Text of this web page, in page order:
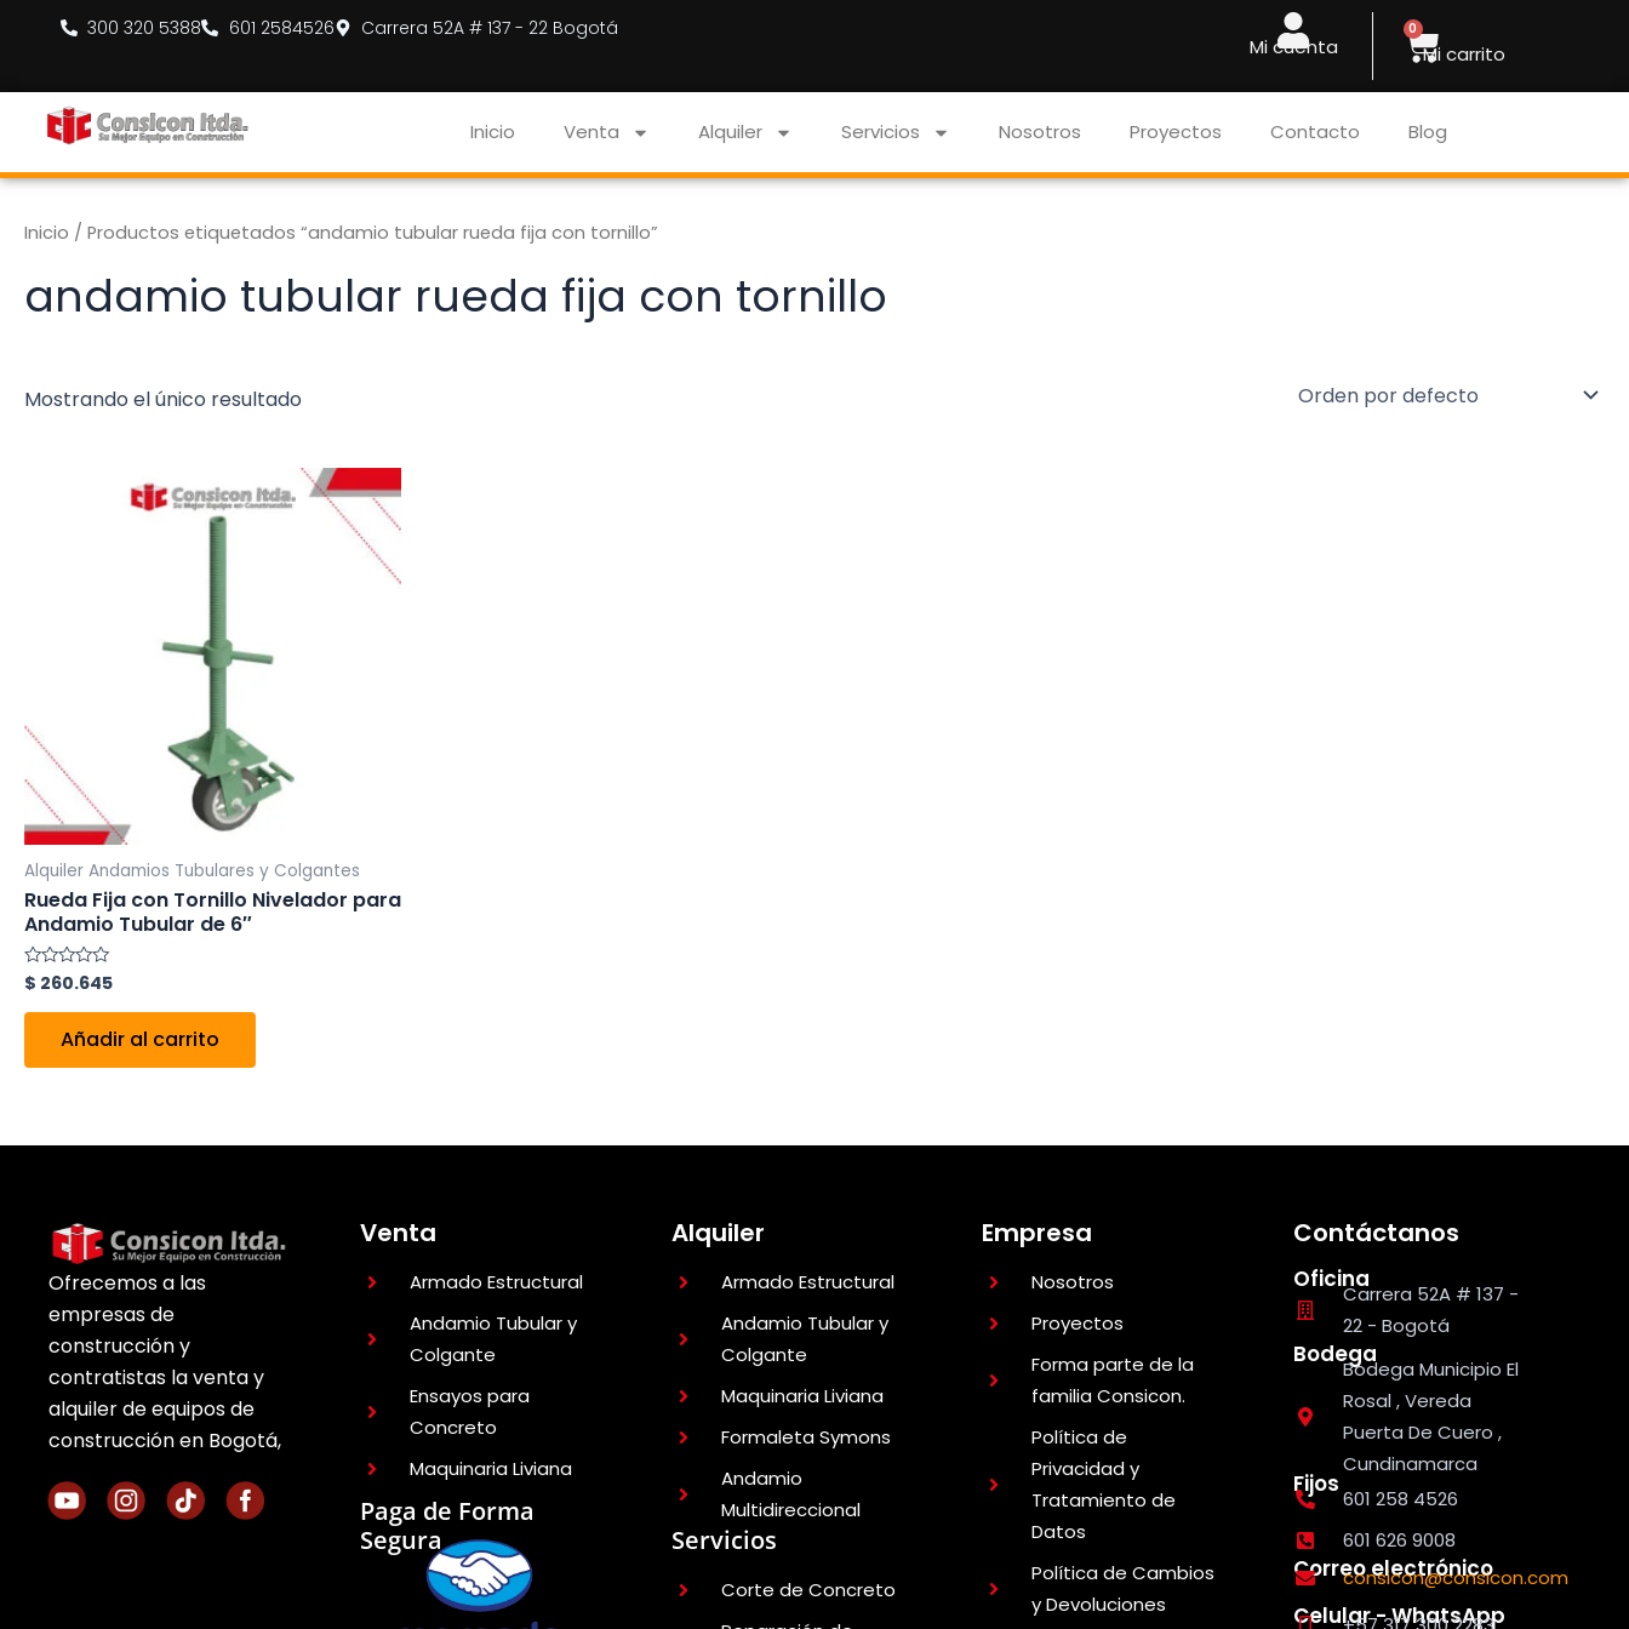
300 320 5388 601 2584526 Carrera 52A # 137 - 22 Bogotá
Mi cuenta
0
Cart
Mi carrito
Inicio Venta Alquiler Servicios Nosotros Proyectos Contacto Blog
Inicio / Productos etiquetados “andamio tubular rueda fija con tornillo”
andamio tubular rueda fija con tornillo
Mostrando el único resultado
Alquiler Andamios Tubulares y Colgantes
Rueda Fija con Tornillo Nivelador para
Andamio Tubular de 6″
Valorado
en
0
$ 260.645
Añadir al carrito
Ofrecemos a las
empresas de
construcción y
contratistas la venta y
alquiler de equipos de
construcción en Bogotá,
Venta
Armado Estructural
Andamio Tubular y
Colgante
Ensayos para
Concreto
Maquinaria Liviana
Paga de Forma
Segura
Alquiler
Armado Estructural
Andamio Tubular y
Colgante
Maquinaria Liviana
Formaleta Symons
Andamio
Multidireccional
Servicios
Corte de Concreto
Empresa
Nosotros
Proyectos
Forma parte de la
familia Consicon.
Política de
Privacidad y
Tratamiento de
Datos
Política de Cambios
y Devoluciones
Contáctanos
Oficina
Carrera 52A # 137 -
22 - Bogotá
Bodega
Bodega Municipio El
Rosal , Vereda
Puerta De Cuero ,
Cundinamarca
Fijos
601 258 4526
601 626 9008
Correo electrónico
consicon@consicon.com
Celular - WhatsApp